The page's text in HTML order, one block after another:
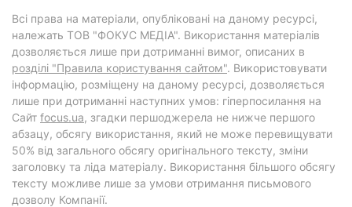
Всі права на матеріали, опубліковані на даному ресурсі,
належать ТОВ "ФОКУС МЕДІА". Використання матеріалів
дозволяється лише при дотриманні вимог, описаних в
розділі "Правила користування сайтом". Використовувати
інформацію, розміщену на даному ресурсі, дозволяється
лише при дотриманні наступних умов: гіперпосилання на
Cайт focus.ua, згадки першоджерела не нижче першого
абзацу, обсягу використання, який не може перевищувати
50% від загального обсягу оригінального тексту, зміни
заголовку та ліда матеріалу. Використання більшого обсягу
тексту можливе лише за умови отримання письмового
дозволу Компанії.